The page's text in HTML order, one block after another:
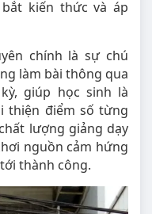
kiến thức và áp
chính là sự chú
làm bài thông qua
giúp học sinh là
thiện điểm số từng
lượng giảng dạy
nguồn cảm hứng
thành công.